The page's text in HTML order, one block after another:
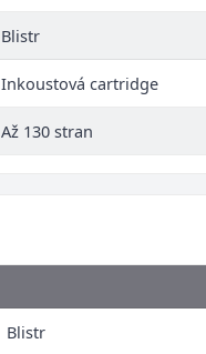
Blistr
Inkoustová cartridge
Až 130 stran
Blistr